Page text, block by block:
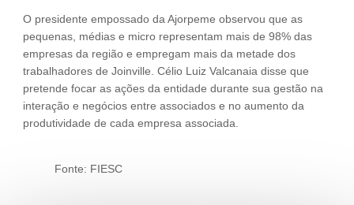
O presidente empossado da Ajorpeme observou que as
pequenas, médias e micro representam mais de 98% das
empresas da região e empregam mais da metade dos
trabalhadores de Joinville. Célio Luiz Valcanaia disse que
pretende focar as ações da entidade durante sua gestão na
interação e negócios entre associados e no aumento da
produtividade de cada empresa associada.
Fonte: FIESC